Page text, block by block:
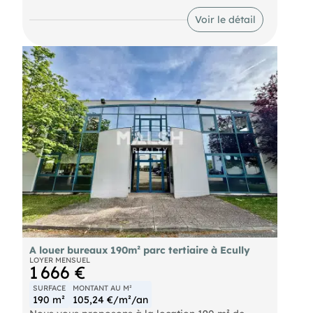
N'hésitez pas à nous contacter pour plus
d'informations.
- Loyer annuel : 26400 € HTHC
- Charges annuelles : 4600 € HT
- Taxe foncière : 3000 € Preneur
- Honoraires : 15% HT à la charge du preneur (soit
3 960,00 € HT)
Voir le détail
A louer bureaux 190m² parc tertiaire à Ecully
LOYER MENSUEL
1 666 €
SURFACE
190 m²
MONTANT AU M²
105,24 €/m²/an